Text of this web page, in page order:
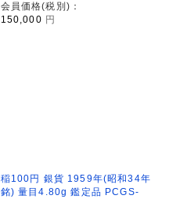
会員価格(税別)：
150,000 円
稲100円 銀貨 1959年(昭和34年
銘) 量目4.80g 鑑定品 PCGS-